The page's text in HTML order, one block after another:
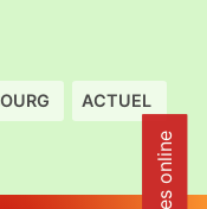
ACTUEL